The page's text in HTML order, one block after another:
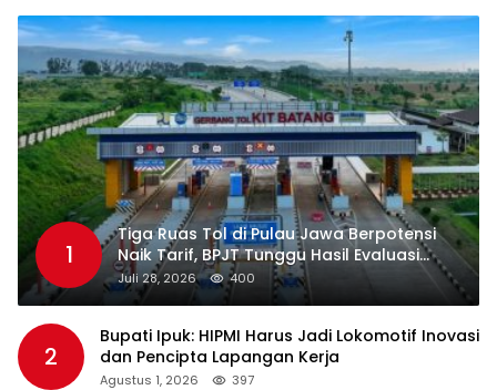
1
Tiga Ruas Tol di Pulau Jawa Berpotensi
Naik Tarif, BPJT Tunggu Hasil Evaluasi
Standar Pelayanan
Juli 28, 2026 400
2
Bupati Ipuk: HIPMI Harus Jadi Lokomotif Inovasi
dan Pencipta Lapangan Kerja
Agustus 1, 2026 397